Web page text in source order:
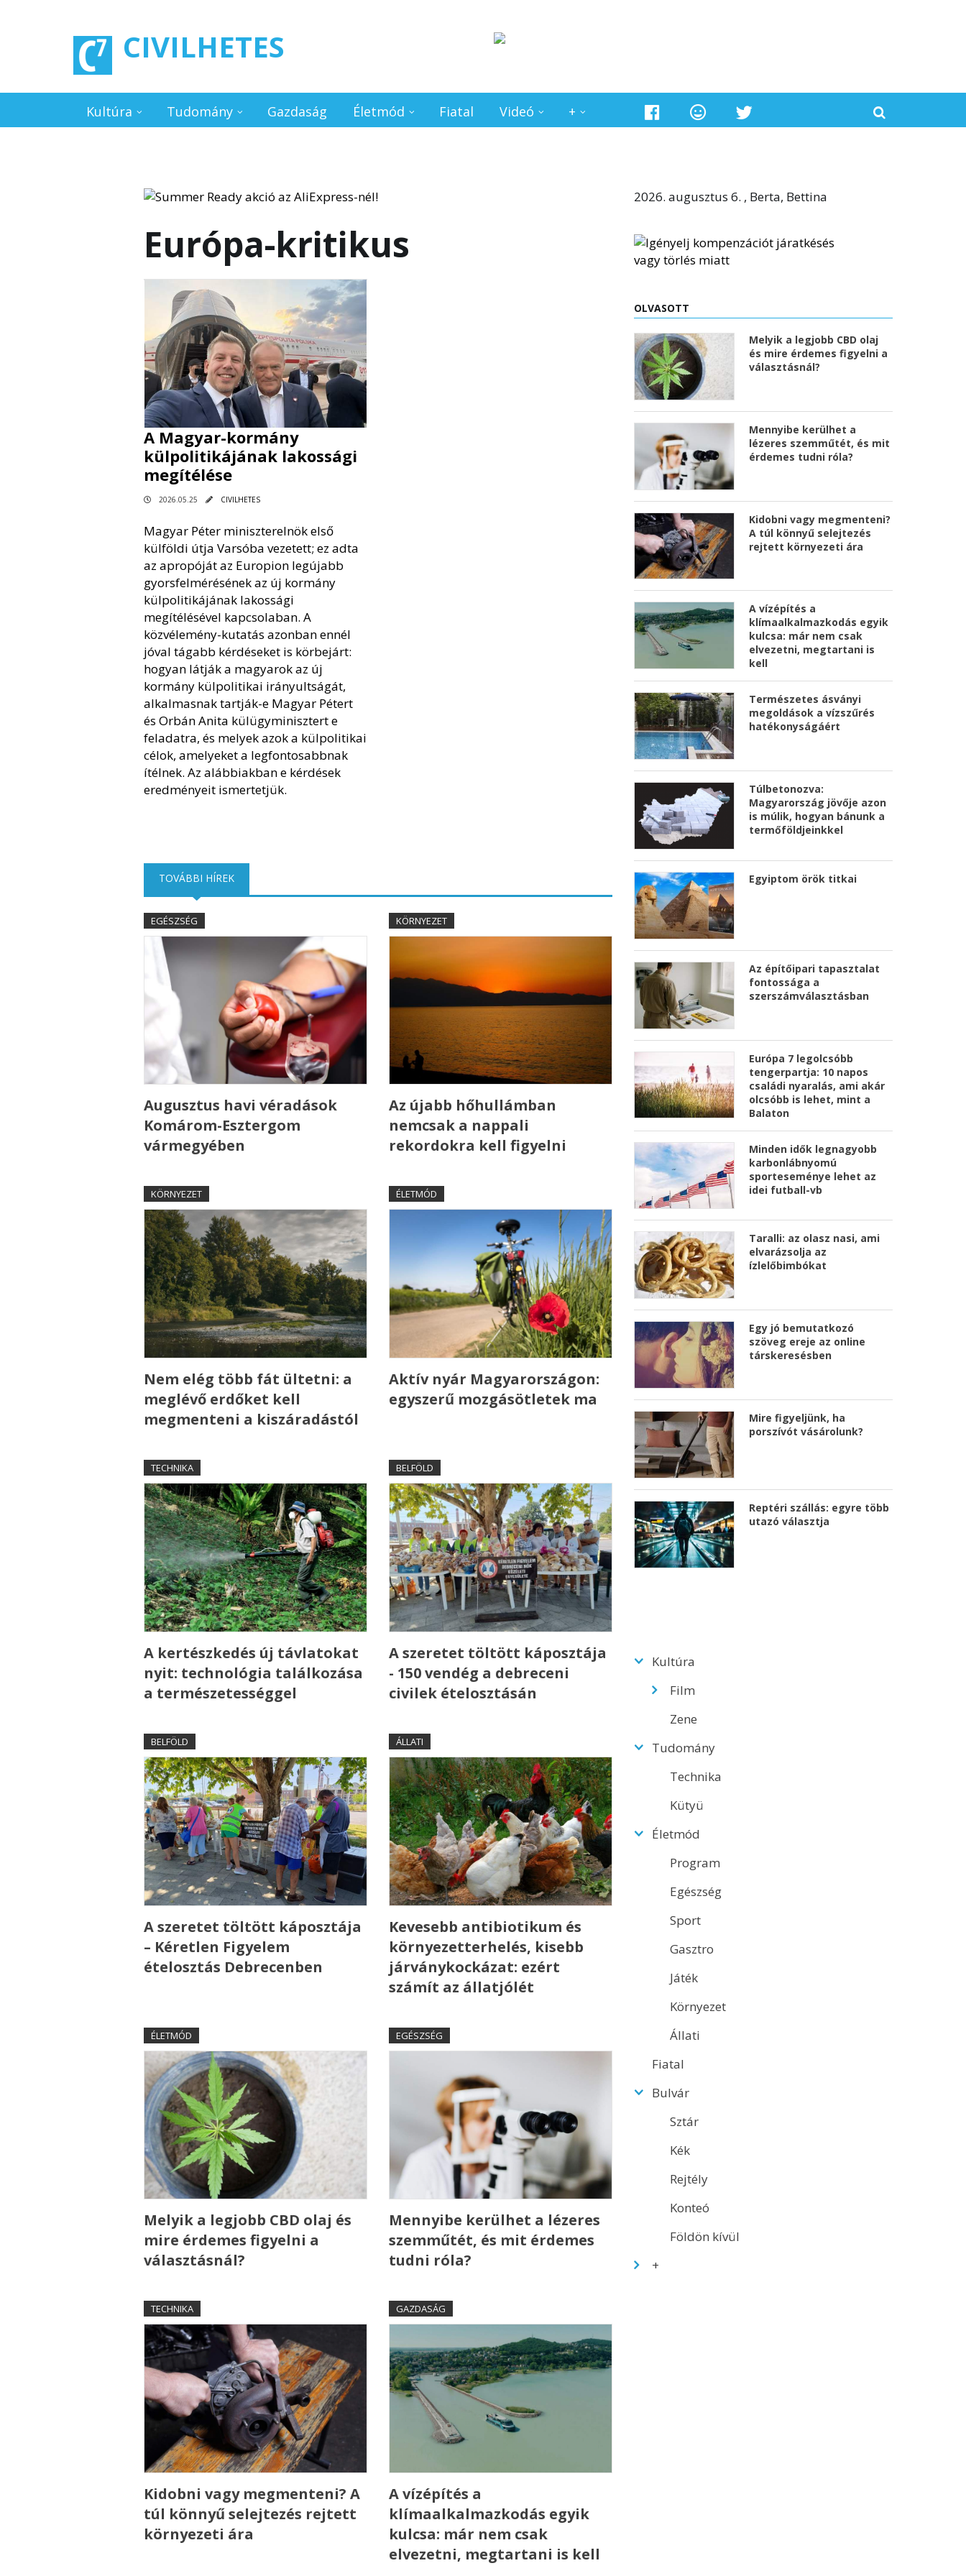
CIVILHETES
Kultúra Tudomány Gazdaság Életmód Fiatal Videó +
Európa-kritikus
A Magyar-kormány
külpolitikájának lakossági
megítélése
2026.05.25 CIVILHETES
Magyar Péter miniszterelnök első
külföldi útja Varsóba vezetett; ez adta
az apropóját az Europion legújabb
gyorsfelmérésének az új kormány
külpolitikájának lakossági
megítélésével kapcsolaban. A
közvélemény-kutatás azonban ennél
jóval tágabb kérdéseket is körbejárt:
hogyan látják a magyarok az új
kormány külpolitikai irányultságát,
alkalmasnak tartják-e Magyar Pétert
és Orbán Anita külügyminisztert e
feladatra, és melyek azok a külpolitikai
célok, amelyeket a legfontosabbnak
ítélnek. Az alábbiakban e kérdések
eredményeit ismertetjük.
TOVÁBBI HÍREK(AKTÍV FÜL)
EGÉSZSÉG
Augusztus havi véradások
Komárom-Esztergom
vármegyében
KÖRNYEZET
Az újabb hőhullámban
nemcsak a nappali
rekordokra kell figyelni
KÖRNYEZET
Nem elég több fát ültetni: a
meglévő erdőket kell
megmenteni a kiszáradástól
ÉLETMÓD
Aktív nyár Magyarországon:
egyszerű mozgásötletek ma
TECHNIKA
A kertészkedés új távlatokat
nyit: technológia találkozása
a természetességgel
BELFÖLD
A szeretet töltött káposztája
- 150 vendég a debreceni
civilek ételosztásán
BELFÖLD
A szeretet töltött káposztája
– Kéretlen Figyelem
ételosztás Debrecenben
ÁLLATI
Kevesebb antibiotikum és
környezetterhelés, kisebb
járványkockázat: ezért
számít az állatjólét
ÉLETMÓD
Melyik a legjobb CBD olaj és
mire érdemes figyelni a
választásnál?
EGÉSZSÉG
Mennyibe kerülhet a lézeres
szemműtét, és mit érdemes
tudni róla?
TECHNIKA
Kidobni vagy megmenteni? A
túl könnyű selejtezés rejtett
környezeti ára
GAZDASÁG
A vízépítés a
klímaalkalmazkodás egyik
kulcsa: már nem csak
elvezetni, megtartani is kell
2026. augusztus 6. , Berta, Bettina
OLVASOTT
Melyik a legjobb CBD olaj
és mire érdemes figyelni a
választásnál?
Mennyibe kerülhet a
lézeres szemműtét, és mit
érdemes tudni róla?
Kidobni vagy megmenteni?
A túl könnyű selejtezés
rejtett környezeti ára
A vízépítés a
klímaalkalmazkodás egyik
kulcsa: már nem csak
elvezetni, megtartani is
kell
Természetes ásványi
megoldások a vízszűrés
hatékonyságáért
Túlbetonozva:
Magyarország jövője azon
is múlik, hogyan bánunk a
termőföldjeinkkel
Egyiptom örök titkai
Az építőipari tapasztalat
fontossága a
szerszámválasztásban
Európa 7 legolcsóbb
tengerpartja: 10 napos
családi nyaralás, ami akár
olcsóbb is lehet, mint a
Balaton
Minden idők legnagyobb
karbonlábnyomú
sporteseménye lehet az
idei futball-vb
Taralli: az olasz nasi, ami
elvarázsolja az
ízlelőbimbókat
Egy jó bemutatkozó
szöveg ereje az online
társkeresésben
Mire figyeljünk, ha
porszívót vásárolunk?
Reptéri szállás: egyre több
utazó választja
Kultúra
Film
Zene
Tudomány
Technika
Kütyü
Életmód
Program
Egészség
Sport
Gasztro
Játék
Környezet
Állati
Fiatal
Bulvár
Sztár
Kék
Rejtély
Konteó
Földön kívül
+